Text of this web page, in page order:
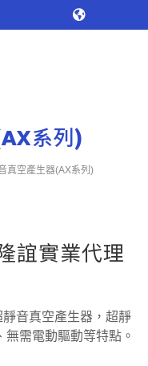
系列)
真空產生器(AX系列)
誼實業代理
靜音真空產生器，超靜
需電動驅動等特點。